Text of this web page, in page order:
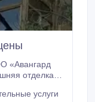
«Авангард
отделка
услуги